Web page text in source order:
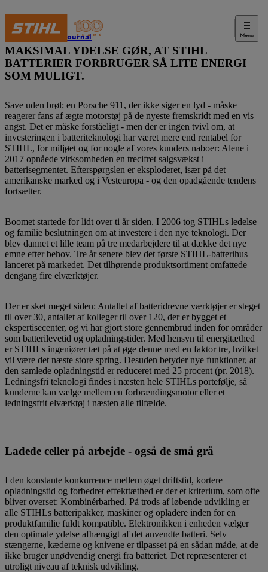
Menu
STIHL Journal
MAKSIMAL YDELSE GØR, AT STIHL
BATTERIER FORBRUGER SÅ LITE ENERGI
SOM MULIGT.
Save uden brøl; en Porsche 911, der ikke siger en lyd - måske
reagerer fans af ægte motorstøj på de nyeste fremskridt med en vis
angst. Det er måske forståeligt - men der er ingen tvivl om, at
investeringen i batteriteknologi har været mere end rentabel for
STIHL, for miljøet og for nogle af vores kunders naboer: Alene i
2017 opnåede virksomheden en trecifret salgsvækst i
batterisegmentet. Efterspørgslen er eksploderet, især på det
amerikanske marked og i Vesteuropa - og den opadgående tendens
fortsætter.
Boomet startede for lidt over ti år siden. I 2006 tog STIHLs ledelse
og familie beslutningen om at investere i den nye teknologi. Der
blev dannet et lille team på tre medarbejdere til at dække det nye
emne efter behov. Tre år senere blev det første STIHL-batterihus
lanceret på markedet. Det tilhørende produktsortiment omfattede
dengang fire elværktøjer.
Der er sket meget siden: Antallet af batteridrevne værktøjer er steget
til over 30, antallet af kolleger til over 120, der er bygget et
ekspertisecenter, og vi har gjort store gennembrud inden for områder
som batterilevetid og opladningstider. Med hensyn til energitæthed
er STIHLs ingeniører tæt på at øge denne med en faktor tre, hvilket
vil være det næste store spring. Desuden betyder nye funktioner, at
den samlede opladningstid er reduceret med 25 procent (pr. 2018).
Ledningsfri teknologi findes i næsten hele STIHLs portefølje, så
kunderne kan vælge mellem en forbrændingsmotor eller et
ledningsfrit elværktøj i næsten alle tilfælde.
Ladede celler på arbejde - også de små grå
I den konstante konkurrence mellem øget driftstid, kortere
opladningstid og forbedret effekttæthed er der et kriterium, som ofte
bliver overset: Kombinérbarhed. På trods af løbende udvikling er
alle STIHLs batteripakker, maskiner og opladere inden for en
produktfamilie fuldt kompatible. Elektronikken i enheden vælger
den optimale ydelse afhængigt af det anvendte batteri. Selv
stængerne, kæderne og knivene er tilpasset på en sådan måde, at de
ikke bruger unødvendig energi fra batteriet. Det repræsenterer et
utroligt niveau af teknisk udvikling.